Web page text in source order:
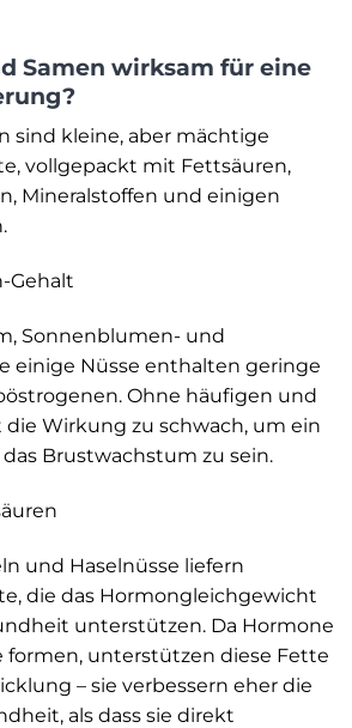
Samen wirksam für eine
sind kleine, aber mächtige
vollgepackt mit Fettsäuren,
Mineralstoffen und einigen
Gehalt
Sonnenblumen- und
einige Nüsse enthalten geringe
Ohne häufigen und
die Wirkung zu schwach, um ein
Brustwachstum zu sein.
und Haselnüsse liefern
die das Hormon­gleichgewicht
unterstützen. Da Hormone
formen, unterstützen diese Fette
– sie verbessern eher die
als dass sie direkt